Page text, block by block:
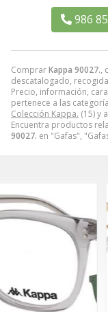
ComprarKappa 90027.,
descatalogado,
Precio, información,
pertenece a las
Colección Kappa. (15) y
Encuentra productos
90027. en "Gafas",
986